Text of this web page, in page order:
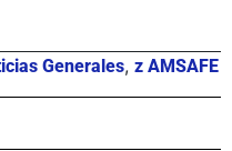
Generales, z AMSAFE